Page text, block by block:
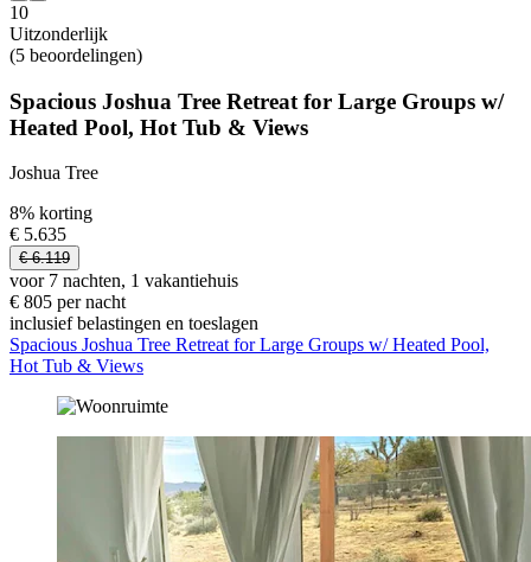
10
Uitzonderlijk
(5 beoordelingen)
Spacious Joshua Tree Retreat for Large Groups w/
Heated Pool, Hot Tub & Views
Joshua Tree
8% korting
€ 5.635
€ 6.119
voor 7 nachten, 1 vakantiehuis
€ 805 per nacht
inclusief belastingen en toeslagen
Spacious Joshua Tree Retreat for Large Groups w/ Heated Pool,
Hot Tub & Views